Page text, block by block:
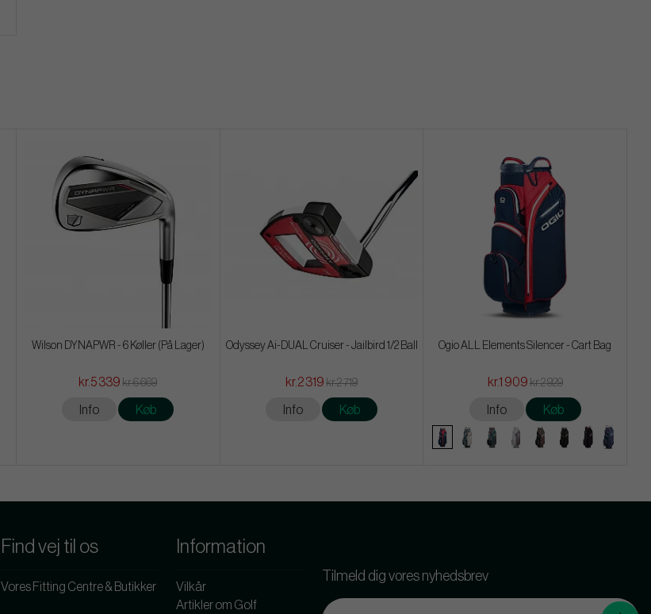
Wilson DYNAPWR - 6 Køller (På Lager)
kr.5 339 kr.6 669
Info Køb
Odyssey Ai-DUAL Cruiser - Jailbird 1/2 Ball
kr.2 319 kr.2 719
Info Køb
Ogio ALL Elements Silencer - Cart Bag
kr.1 909 kr.2 929
Info Køb
Find vej til os
Vores Fitting Centre & Butikker
Information
Vilkår
Artikler om Golf
Tilmeld dig vores nyhedsbrev